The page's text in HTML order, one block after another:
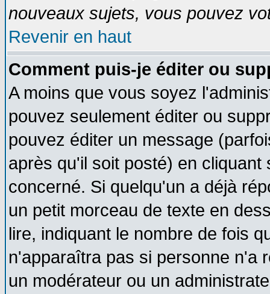
nouveaux sujets, vous pouvez
Revenir en haut
Comment puis-je éditer ou
A moins que vous soyez
pouvez seulement éditer ou
pouvez éditer un message
après qu'il soit posté) en
concerné. Si quelqu'un a déjà
un petit morceau de texte en
lire, indiquant le nombre de fois
n'apparaîtra pas si personne n'a
un modérateur ou un